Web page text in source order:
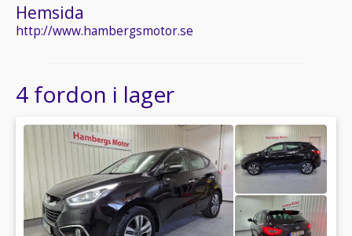
Hemsida
http://www.hambergsmotor.se
4 fordon i lager